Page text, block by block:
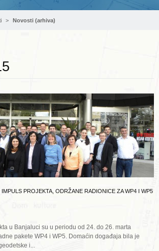
Novosti (arhiva)
PROJEKTA, ODRŽANE RADIONICE ZA WP4 I WP5
u Banjaluci su u periodu od 24. do 26. marta
pakete WP4 i WP5. Domaćin događaja bila je
i...Opširnije ...